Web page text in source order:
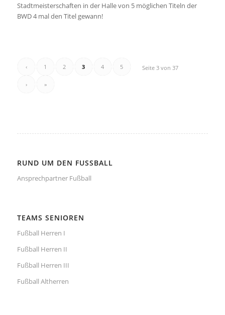
Stadtmeisterschaften in der Halle von 5 möglichen Titeln der
BWD 4 mal den Titel gewann!
Seite 3 von 37
‹ 1 2 3 4 5
› »
RUND UM DEN FUSSBALL
Ansprechpartner Fußball
TEAMS SENIOREN
Fußball Herren I
Fußball Herren II
Fußball Herren III
Fußball Altherren